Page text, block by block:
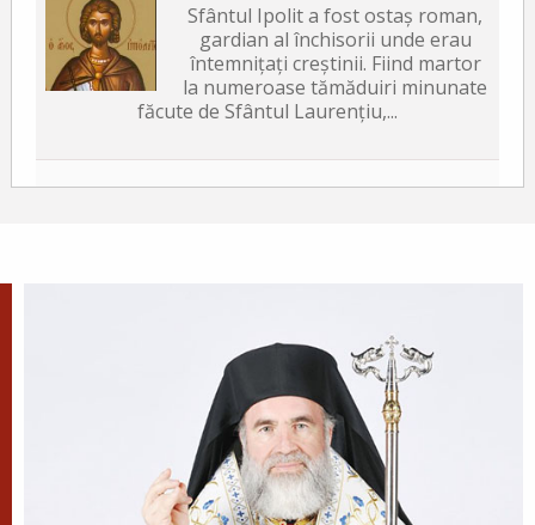
Sfântul Ipolit a fost ostaș roman,
gardian al închisorii unde erau
întemnițați creștinii. Fiind martor
la numeroase tămăduiri minunate
făcute de Sfântul Laurențiu,...
Hristos.
Apostolul zilei
Fraților, v-am scris vouă aceasta, ca nu cumva, la
venirea mea, să am întristare de la aceia care